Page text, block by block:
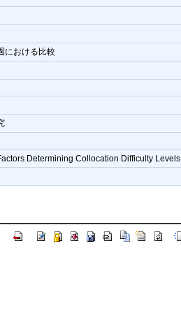
における比較
Determining Collocation Difficulty Levels